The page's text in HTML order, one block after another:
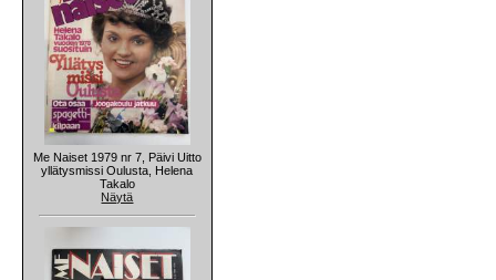
Me Naiset 1979 nr 7, Päivi Uitto
yllätysmissi Oulusta, Helena
Takalo
Näytä